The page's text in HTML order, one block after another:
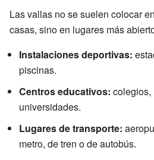
Las vallas no se suelen colocar
casas, sino en lugares más
Instalaciones deportivas:
piscinas.
Centros educativos: colegios,
universidades.
Lugares de transporte:
metro, de tren o de autobús.